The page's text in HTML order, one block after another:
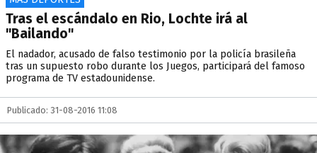
Tras el escándalo en Rio, Lochte irá al
"Bailando"
El nadador, acusado de falso testimonio por la policía brasileña
tras un supuesto robo durante los Juegos, participará del famoso
programa de TV estadounidense.
Publicado: 31-08-2016 11:08